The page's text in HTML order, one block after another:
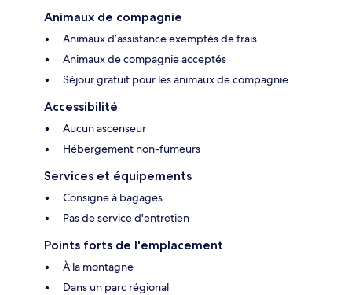
Animaux de compagnie
Animaux d’assistance exemptés de frais
Animaux de compagnie acceptés
Séjour gratuit pour les animaux de compagnie
Accessibilité
Aucun ascenseur
Hébergement non-fumeurs
Services et équipements
Consigne à bagages
Pas de service d'entretien
Points forts de l'emplacement
À la montagne
Dans un parc régional